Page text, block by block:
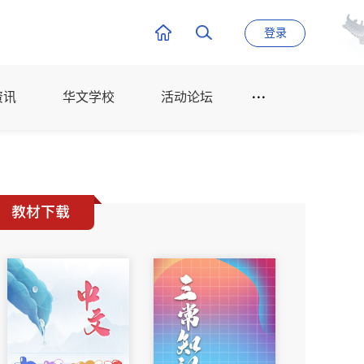
登录
讯 华文学校 活动论坛